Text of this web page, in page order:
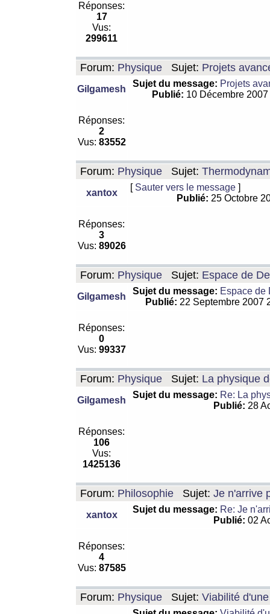
Réponses:
17
Vus:
299611
Forum: Physique Sujet: Projets
Gilgamesh
Sujet du message: Projets
Publié: 10 Décembre
Réponses:
2
Vus: 83552
Forum: Physique Sujet:
xantox
[ Sauter vers le message ]
Publié: 25 Octobre
Réponses:
3
Vus: 89026
Forum: Physique Sujet: Espace de
Gilgamesh
Sujet du message: Espace de
Publié: 22 Septembre 2007
Réponses:
0
Vus: 99337
Forum: Physique Sujet: La physique
Gilgamesh
Sujet du message: Re: La
Publié: 28
Réponses:
106
Vus:
1425136
Forum: Philosophie Sujet: Je n'arrive
xantox
Sujet du message: Re: Je
Publié: 02
Réponses:
4
Vus: 87585
Forum: Physique Sujet: Viabilité